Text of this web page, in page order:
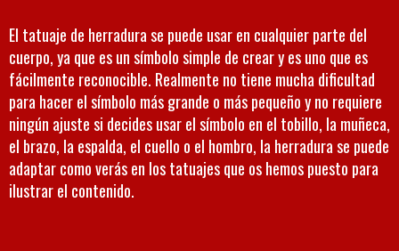
El tatuaje de herradura se puede usar en cualquier parte del
cuerpo, ya que es un símbolo simple de crear y es uno que es
fácilmente reconocible. Realmente no tiene mucha dificultad
para hacer el símbolo más grande o más pequeño y no requiere
ningún ajuste si decides usar el símbolo en el tobillo, la muñeca,
el brazo, la espalda, el cuello o el hombro, la herradura se puede
adaptar como verás en los tatuajes que os hemos puesto para
ilustrar el contenido.